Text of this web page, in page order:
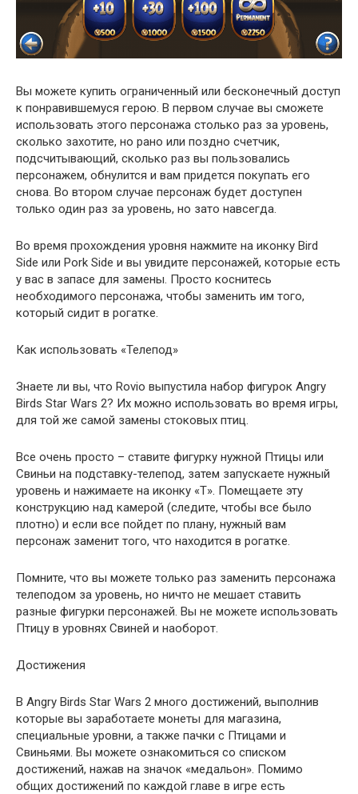
Вы можете купить ограниченный или бесконечный доступ
к понравившемуся герою. В первом случае вы сможете
использовать этого персонажа столько раз за уровень,
сколько захотите, но рано или поздно счетчик,
подсчитывающий, сколько раз вы пользовались
персонажем, обнулится и вам придется покупать его
снова. Во втором случае персонаж будет доступен
только один раз за уровень, но зато навсегда.
Во время прохождения уровня нажмите на иконку Bird
Side или Pork Side и вы увидите персонажей, которые есть
у вас в запасе для замены. Просто коснитесь
необходимого персонажа, чтобы заменить им того,
который сидит в рогатке.
Как использовать «Телепод»
Знаете ли вы, что Rovio выпустила набор фигурок Angry
Birds Star Wars 2? Их можно использовать во время игры,
для той же самой замены стоковых птиц.
Все очень просто – ставите фигурку нужной Птицы или
Свиньи на подставку-телепод, затем запускаете нужный
уровень и нажимаете на иконку «Т». Помещаете эту
конструкцию над камерой (следите, чтобы все было
плотно) и если все пойдет по плану, нужный вам
персонаж заменит того, что находится в рогатке.
Помните, что вы можете только раз заменить персонажа
телеподом за уровень, но ничто не мешает ставить
разные фигурки персонажей. Вы не можете использовать
Птицу в уровнях Свиней и наоборот.
Достижения
В Angry Birds Star Wars 2 много достижений, выполнив
которые вы заработаете монеты для магазина,
специальные уровни, а также пачки с Птицами и
Свиньями. Вы можете ознакомиться со списком
достижений, нажав на значок «медальон». Помимо
общих достижений по каждой главе в игре есть